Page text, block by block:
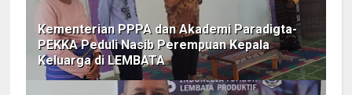
Kementerian PPPA dan Akademi Paradigta-
PEKKA Peduli Nasib Perempuan Kepala
Keluarga di LEMBATA